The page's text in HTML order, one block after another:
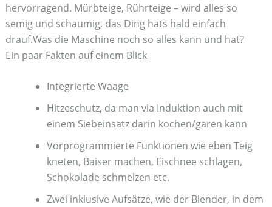
hervorragend. Mürbteige, Rührteige – wird alles so
semig und schaumig, das Ding hats hald einfach
drauf.Was die Maschine noch so alles kann und hat?
Ein paar Fakten auf einem Blick
Integrierte Waage
Hitzeschutz, da man via Induktion auch mit
einem Siebeinsatz darin kochen/garen kann
Vorprogrammierte Funktionen wie eben Teig
kneten, Baiser machen, Eischnee schlagen,
Schokolade schmelzen etc.
Zwei inklusive Aufsätze, wie der Blender, in dem